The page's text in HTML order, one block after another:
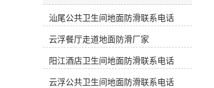
据。我们的施工方法
论是老字号的传统食肆，还是新派的
时尚餐厅，走道作为连接各个区域的
的用餐体验与整体印象。尤其在潮湿
气候频繁的南方地区，地面湿滑问题
成为许多餐饮经营者不得不面对的挑
战。今天，我们将围绕“走道地面防
汕尾公共卫生间地面防滑联系电话
云浮餐厅走道地面防滑厂家
阳江酒店卫生间地面防滑联系电话
云浮公共卫生间地面防滑联系电话